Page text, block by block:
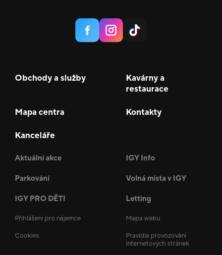
Obchody a služby
Kavárny a
restaurace
Mapa centra Kontakty
Kanceláře
Aktuální akce IGY Info
Parkování Volná místa v IGY
IGY PRO DĚTI Letting
Přihlášení pro nájemce Mapa webu
Cookies
Pravidla provozování
internetových stránek